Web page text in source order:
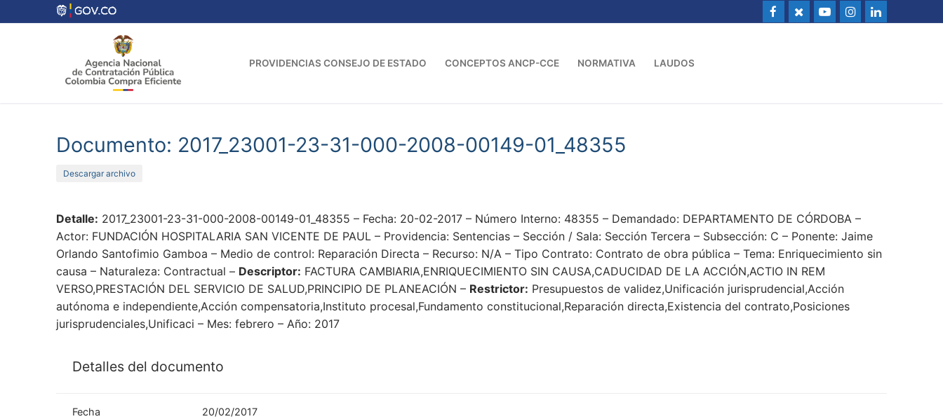
al
PROVIDENCIAS CONSEJO DE ESTADO CONCEPTOS ANCP-CCE NORMATIVA LAUDOS
Documento: 2017_23001-23-31-000-2008-00149-01_48355
Descargar archivo
Detalle: 2017_23001-23-31-000-2008-00149-01_48355 – Fecha: 20-02-2017 – Número Interno: 48355 – Demandado: DEPARTAMENTO DE CÓRDOBA –
Actor: FUNDACIÓN HOSPITALARIA SAN VICENTE DE PAUL – Providencia: Sentencias – Sección / Sala: Sección Tercera – Subsección: C – Ponente: Jaime
Orlando Santofimio Gamboa – Medio de control: Reparación Directa – Recurso: N/A – Tipo Contrato: Contrato de obra pública – Tema: Enriquecimiento sin
causa – Naturaleza: Contractual – Descriptor: FACTURA CAMBIARIA,ENRIQUECIMIENTO SIN CAUSA,CADUCIDAD DE LA ACCIÓN,ACTIO IN REM
VERSO,PRESTACIÓN DEL SERVICIO DE SALUD,PRINCIPIO DE PLANEACIÓN – Restrictor: Presupuestos de validez,Unificación jurisprudencial,Acción
autónoma e independiente,Acción compensatoria,Instituto procesal,Fundamento constitucional,Reparación directa,Existencia del contrato,Posiciones
jurisprudenciales,Unificaci – Mes: febrero – Año: 2017
Detalles del documento
Fecha 20/02/2017